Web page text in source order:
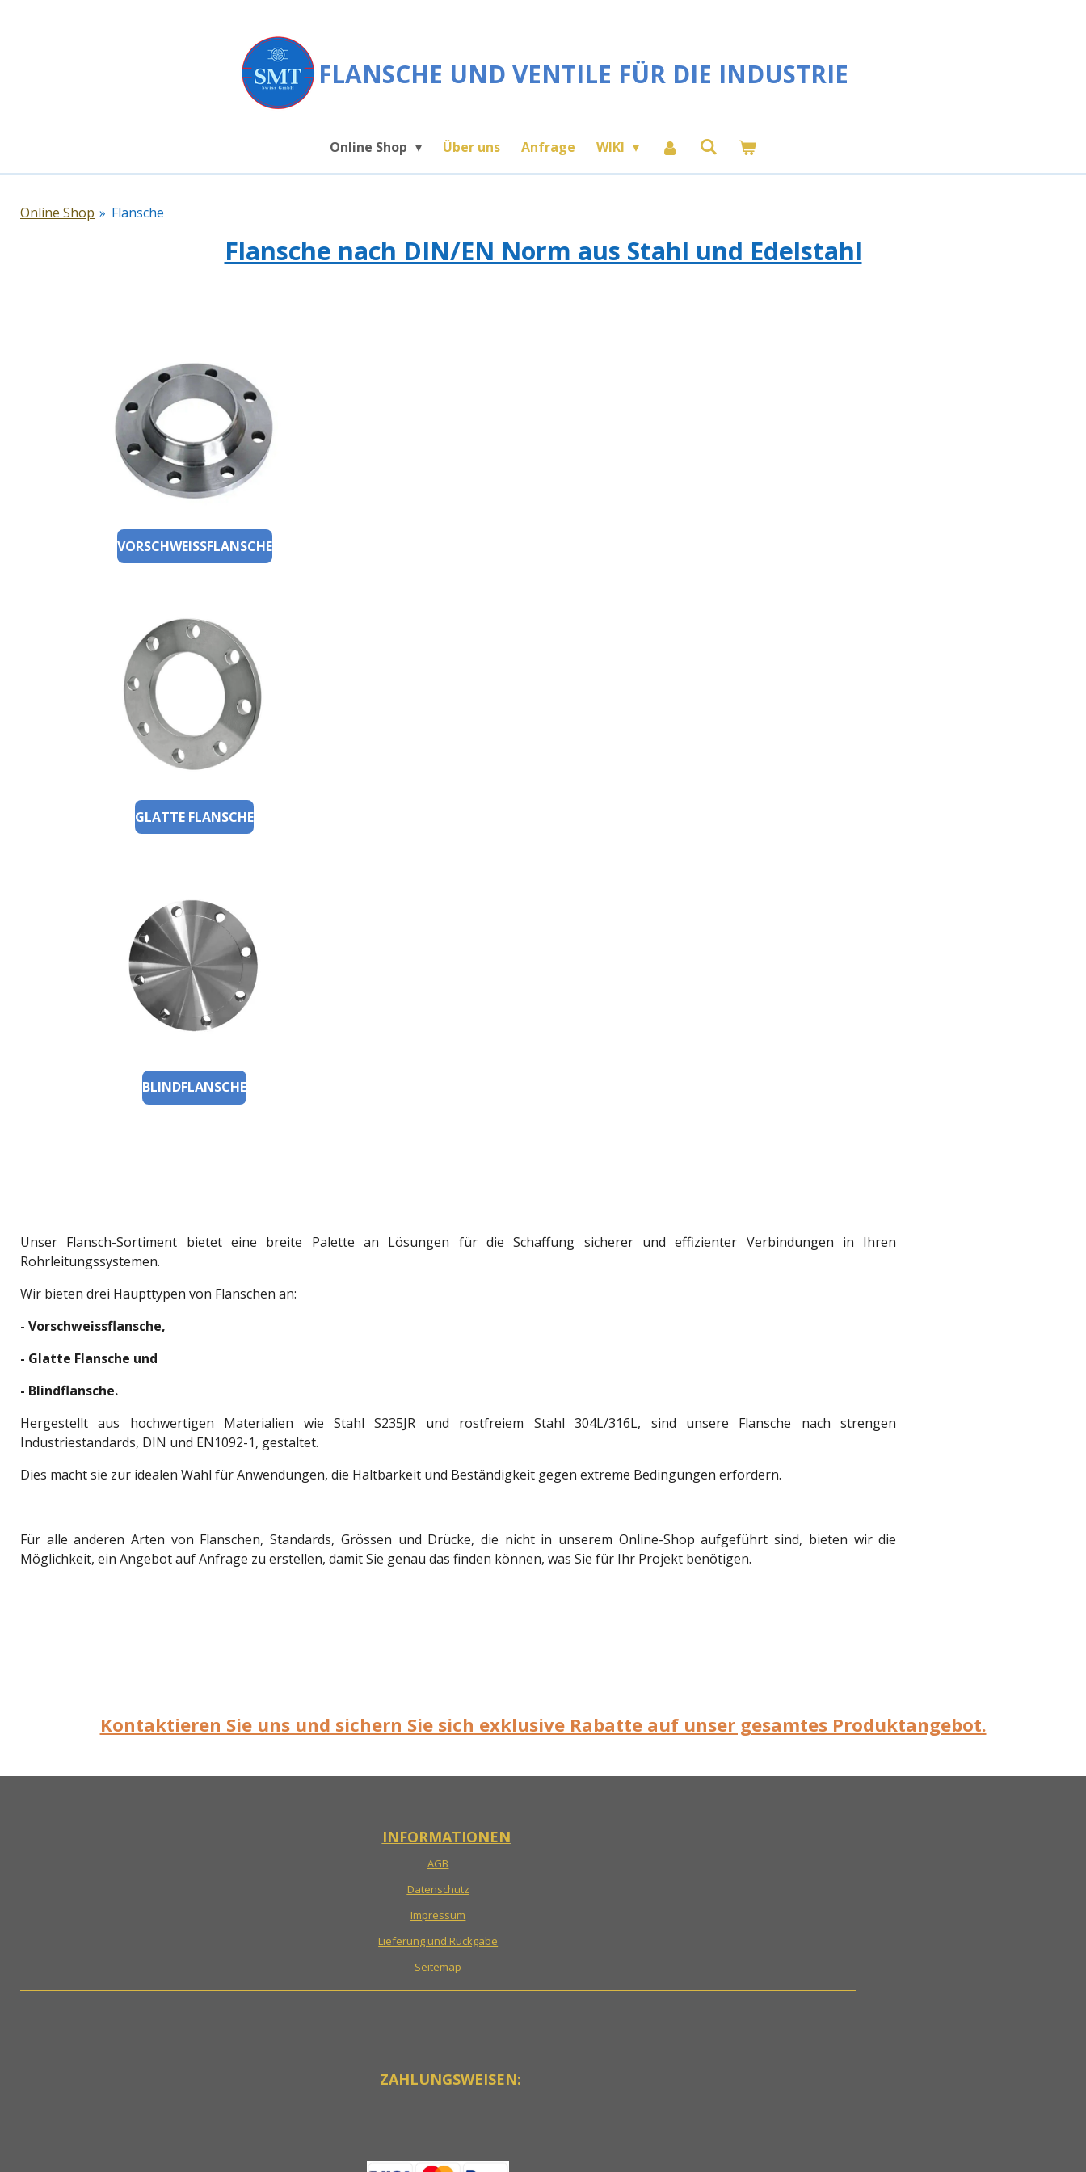
FLANSCHE UND VENTILE FÜR DIE INDUSTRIE
Online Shop Über uns Anfrage WIKI
Online Shop » Flansche
Flansche nach DIN/EN Norm aus Stahl und Edelstahl
VORSCHWEISSFLANSCHE
GLATTE FLANSCHE
BLINDFLANSCHE
Unser Flansch-Sortiment bietet eine breite Palette an Lösungen für die Schaffung sicherer und effizienter Verbindungen in Ihren
Rohrleitungssystemen.
Wir bieten drei Haupttypen von Flanschen an:
- Vorschweissflansche,
- Glatte Flansche und
- Blindflansche.
Hergestellt aus hochwertigen Materialien wie Stahl S235JR und rostfreiem Stahl 304L/316L, sind unsere Flansche nach strengen
Industriestandards, DIN und EN1092-1, gestaltet.
Dies macht sie zur idealen Wahl für Anwendungen, die Haltbarkeit und Beständigkeit gegen extreme Bedingungen erfordern.
Für alle anderen Arten von Flanschen, Standards, Grössen und Drücke, die nicht in unserem Online-Shop aufgeführt sind, bieten wir die
Möglichkeit, ein Angebot auf Anfrage zu erstellen, damit Sie genau das finden können, was Sie für Ihr Projekt benötigen.
Kontaktieren Sie uns und sichern Sie sich exklusive Rabatte auf unser gesamtes Produktangebot.
INFORMATIONEN
AGB
Datenschutz
Impressum
Lieferung und Rückgabe
Seitemap
ZAHLUNGSWEISEN: